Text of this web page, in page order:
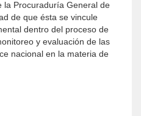
la Procuraduría General de
de que ésta se vincule
dentro del proceso de
y evaluación de las
nacional en la materia de